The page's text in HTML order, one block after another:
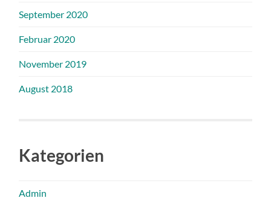
September 2020
Februar 2020
November 2019
August 2018
Kategorien
Admin